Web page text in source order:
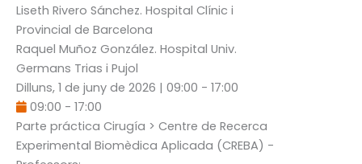
Liseth Rivero Sánchez. Hospital Clínic i
Provincial de Barcelona
Raquel Muñoz González. Hospital Univ.
Germans Trias i Pujol
Dilluns, 1 de juny de 2026 | 09:00 - 17:00
09:00 - 17:00
Parte práctica Cirugía > Centre de Recerca
Experimental Biomèdica Aplicada (CREBA) -